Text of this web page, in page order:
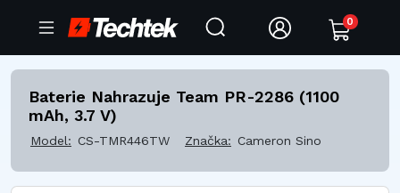
0
Baterie Nahrazuje Team PR-2286 (1100
mAh, 3.7 V)
Model: CS-TMR446TW Značka: Cameron Sino